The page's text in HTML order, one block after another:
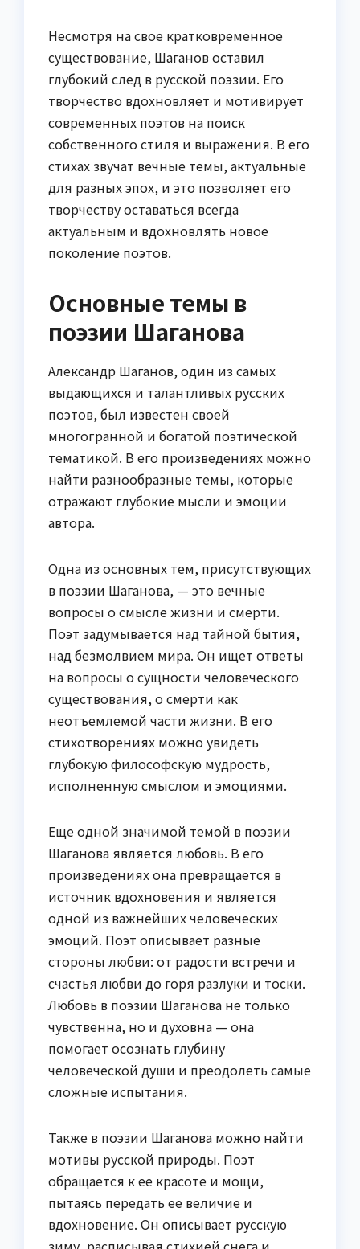
Несмотря на свое кратковременное
существование, Шаганов оставил
глубокий след в русской поэзии. Его
творчество вдохновляет и мотивирует
современных поэтов на поиск
собственного стиля и выражения. В его
стихах звучат вечные темы, актуальные
для разных эпох, и это позволяет его
творчеству оставаться всегда
актуальным и вдохновлять новое
поколение поэтов.
Основные темы в
поэзии Шаганова
Александр Шаганов, один из самых
выдающихся и талантливых русских
поэтов, был известен своей
многогранной и богатой поэтической
тематикой. В его произведениях можно
найти разнообразные темы, которые
отражают глубокие мысли и эмоции
автора.
Одна из основных тем, присутствующих
в поэзии Шаганова, — это вечные
вопросы о смысле жизни и смерти.
Поэт задумывается над тайной бытия,
над безмолвием мира. Он ищет ответы
на вопросы о сущности человеческого
существования, о смерти как
неотъемлемой части жизни. В его
стихотворениях можно увидеть
глубокую философскую мудрость,
исполненную смыслом и эмоциями.
Еще одной значимой темой в поэзии
Шаганова является любовь. В его
произведениях она превращается в
источник вдохновения и является
одной из важнейших человеческих
эмоций. Поэт описывает разные
стороны любви: от радости встречи и
счастья любви до горя разлуки и тоски.
Любовь в поэзии Шаганова не только
чувственна, но и духовна — она
помогает осознать глубину
человеческой души и преодолеть самые
сложные испытания.
Также в поэзии Шаганова можно найти
мотивы русской природы. Поэт
обращается к ее красоте и мощи,
пытаясь передать ее величие и
вдохновение. Он описывает русскую